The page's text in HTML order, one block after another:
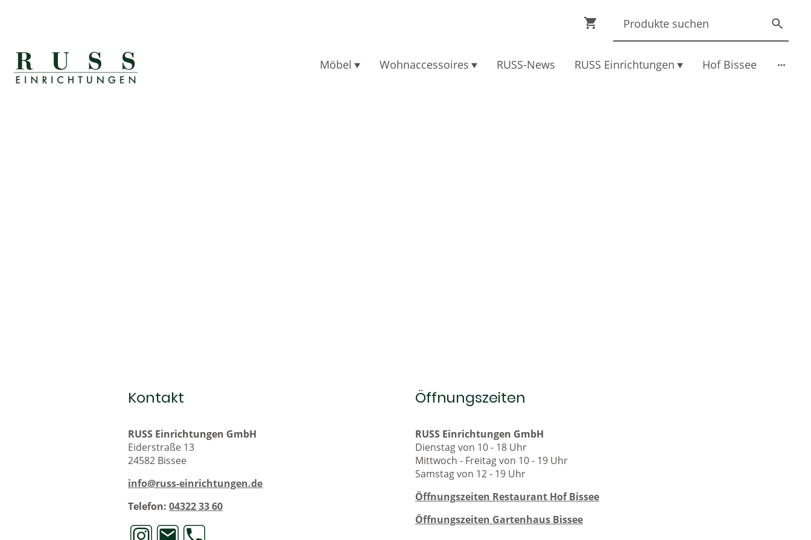
Möbel Wohnaccessoires RUSS-News RUSS Einrichtungen Hof Bissee
Kontakt
RUSS Einrichtungen GmbH
Eiderstraße 13
24582 Bissee
info@russ-einrichtungen.de
Telefon: 04322 33 60
Öffnungszeiten
RUSS Einrichtungen GmbH
Dienstag von 10 - 18 Uhr
Mittwoch - Freitag von 10 - 19 Uhr
Samstag von 12 - 19 Uhr
Öffnungszeiten Restaurant Hof Bissee
Öffnungszeiten Gartenhaus Bissee